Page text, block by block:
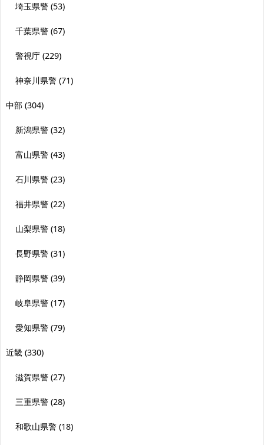
埼玉県警 (53)
千葉県警 (67)
警視庁 (229)
神奈川県警 (71)
中部 (304)
新潟県警 (32)
富山県警 (43)
石川県警 (23)
福井県警 (22)
山梨県警 (18)
長野県警 (31)
静岡県警 (39)
岐阜県警 (17)
愛知県警 (79)
近畿 (330)
滋賀県警 (27)
三重県警 (28)
和歌山県警 (18)